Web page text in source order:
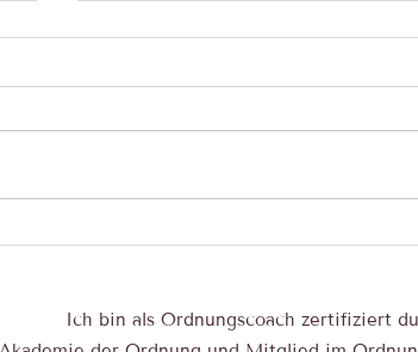
Ein unordentlicher Garten – und
Ich bin als Ordnungscoach zertifiziert